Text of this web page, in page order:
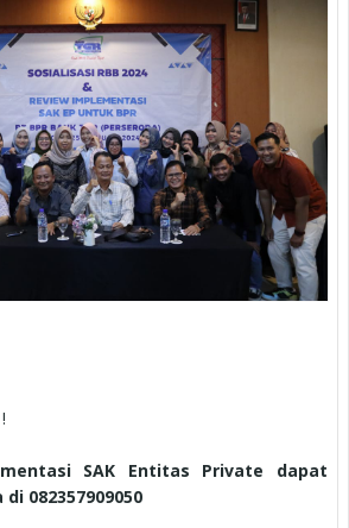
SAK Entitas Private dapat
082357909050